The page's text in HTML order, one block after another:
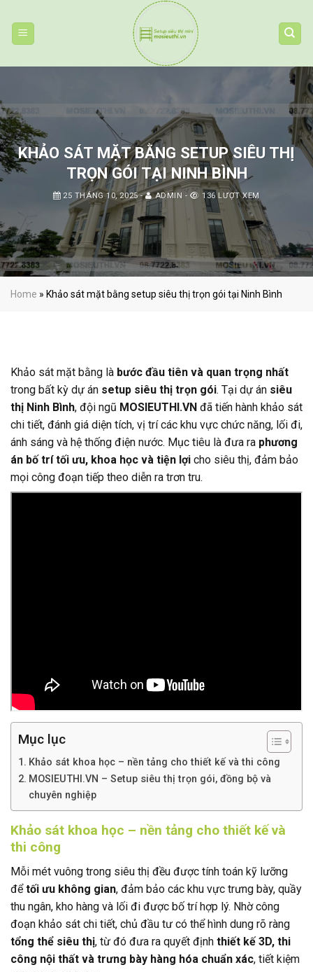
content
KHẢO SÁT MẶT BẰNG SETUP SIÊU THỊ
TRỌN GÓI TẠI NINH BÌNH
25 THÁNG 10, 2025- ADMIN - 136 LƯỢT XEM
Home » Khảo sát mặt bằng setup siêu thị trọn gói tại Ninh Bình
Khảo sát mặt bằng là bước đầu tiên và quan trọng nhất
trong bất kỳ dự án setup siêu thị trọn gói. Tại dự án siêu
thị Ninh Bình, đội ngũ MOSIEUTHI.VN đã tiến hành khảo sát
chi tiết, đánh giá diện tích, vị trí các khu vực chức năng, lối đi,
ánh sáng và hệ thống điện nước. Mục tiêu là đưa ra phương
án bố trí tối ưu, khoa học và tiện lợi cho siêu thị, đảm bảo
mọi công đoạn tiếp theo diễn ra trơn tru.
Mục lục
Khảo sát khoa học – nền tảng cho thiết kế và thi công
MOSIEUTHI.VN – Setup siêu thị trọn gói, đồng bộ và
chuyên nghiệp
Khảo sát khoa học – nền tảng cho thiết kế và
thi công
Mỗi mét vuông trong siêu thị đều được tính toán kỹ lưỡng
đểtối ưu không gian, đảm bảo các khu vực trưng bày, quầy
thu ngân, kho hàng và lối đi được bố trí hợp lý. Nhờ công
đoạn khảo sát chi tiết, chủ đầu tư có thể hình dung rõ ràng
tổng thể siêu thị, từ đó đưa ra quyết định thiết kế 3D, thi
công nội thất và trưng bày hàng hóa chuẩn xác, tiết kiệm